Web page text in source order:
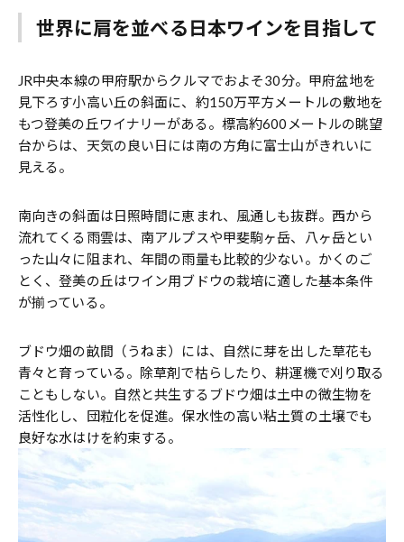
世界に肩を並べる日本ワインを目指して
JR中央本線の甲府駅からクルマでおよそ30分。甲府盆地を
見下ろす小高い丘の斜面に、約150万平方メートルの敷地を
もつ登美の丘ワイナリーがある。標高約600メートルの眺望
台からは、天気の良い日には南の方角に富士山がきれいに
見える。
南向きの斜面は日照時間に恵まれ、風通しも抜群。西から
流れてくる雨雲は、南アルプスや甲斐駒ヶ岳、八ヶ岳とい
った山々に阻まれ、年間の雨量も比較的少ない。かくのご
とく、登美の丘はワイン用ブドウの栽培に適した基本条件
が揃っている。
ブドウ畑の畝間（うねま）には、自然に芽を出した草花も
青々と育っている。除草剤で枯らしたり、耕運機で刈り取る
こともしない。自然と共生するブドウ畑は土中の微生物を
活性化し、団粒化を促進。保水性の高い粘土質の土壌でも
良好な水はけを約束する。